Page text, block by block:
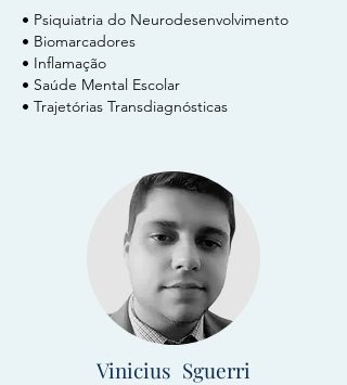
• Psiquiatria do Neurodesenvolvimento
• Biomarcadores
• Inflamação
• Saúde Mental Escolar
• Trajetórias Transdiagnósticas
Vinicius Sguerri